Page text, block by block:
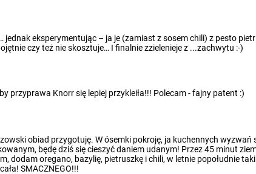
jednak eksperymentując – ja je (zamiast z sosem chili) z pesto
czy też nie skosztuje… I finalnie zzielenieje z ...zachwytu :-)
przyprawa Knorr się lepiej przykleiła!!! Polecam - fajny patent :)
obiad przygotuję. W ósemki pokroję, ja kuchennych
będę dziś się cieszyć daniem udanym! Przez 45 minut
dodam oregano, bazylię, pietruszkę i chili, w letnie popołudnie
SMACZNEGO!!!